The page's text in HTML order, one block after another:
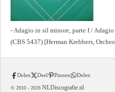
- Adagio in sil minore, parte I /
(CBS 5437) [Herman Krebbers,
Delen Deel Pinnen Delen
© 2010 - 2026 NLDiscografie.nl